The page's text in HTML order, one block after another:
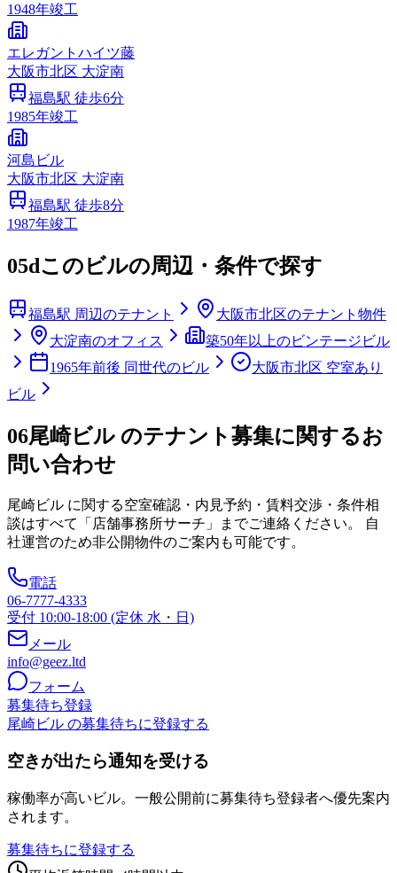
1948年竣工
エレガントハイツ藤
大阪市北区 大淀南
福島駅 徒歩6分
1985年竣工
河島ビル
大阪市北区 大淀南
福島駅 徒歩8分
1987年竣工
05dこのビルの周辺・条件で探す
福島駅 周辺のテナント
大阪市北区のテナント物件
大淀南のオフィス
築50年以上のビンテージビル
1965年前後 同世代のビル
大阪市北区 空室あり
ビル
06尾崎ビル のテナント募集に関するお
問い合わせ
尾崎ビル に関する空室確認・内見予約・賃料交渉・条件相
談はすべて「店舗事務所サーチ」までご連絡ください。 自
社運営のため非公開物件のご案内も可能です。
電話
06-7777-4333
受付 10:00-18:00 (定休 水・日)
メール
info@geez.ltd
フォーム
募集待ち登録
尾崎ビル の募集待ちに登録する
空きが出たら通知を受ける
稼働率が高いビル。一般公開前に募集待ち登録者へ優先案内
されます。
募集待ちに登録する